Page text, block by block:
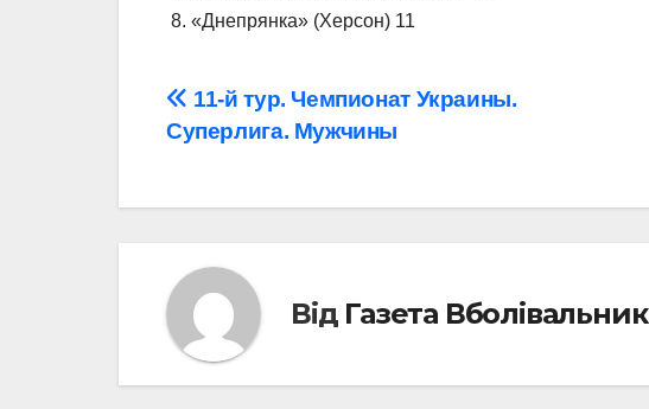
8. «Днепрянка» (Херсон) 11
Навігація
записів
11-й тур. Чемпионат Украины.
Суперлига. Мужчины
Від Газета Вболівальник